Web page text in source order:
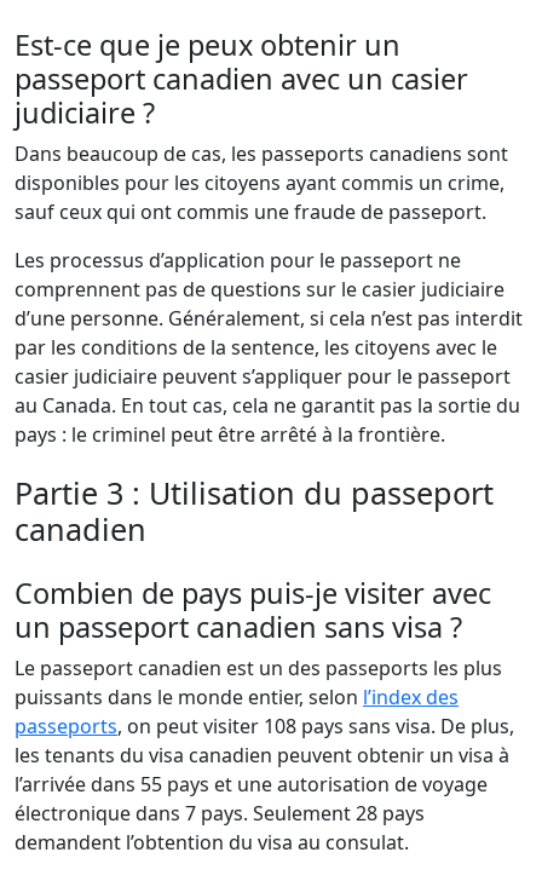
Est-ce que je peux obtenir un
passeport canadien avec un casier
judiciaire ?
Dans beaucoup de cas, les passeports canadiens sont
disponibles pour les citoyens ayant commis un crime,
sauf ceux qui ont commis une fraude de passeport.
Les processus d’application pour le passeport ne
comprennent pas de questions sur le casier judiciaire
d’une personne. Généralement, si cela n’est pas interdit
par les conditions de la sentence, les citoyens avec le
casier judiciaire peuvent s’appliquer pour le passeport
au Canada. En tout cas, cela ne garantit pas la sortie du
pays : le criminel peut être arrêté à la frontière.
Partie 3 : Utilisation du passeport
canadien
Combien de pays puis-je visiter avec
un passeport canadien sans visa ?
Le passeport canadien est un des passeports les plus
puissants dans le monde entier, selon l’index des
passeports, on peut visiter 108 pays sans visa. De plus,
les tenants du visa canadien peuvent obtenir un visa à
l’arrivée dans 55 pays et une autorisation de voyage
électronique dans 7 pays. Seulement 28 pays
demandent l’obtention du visa au consulat.